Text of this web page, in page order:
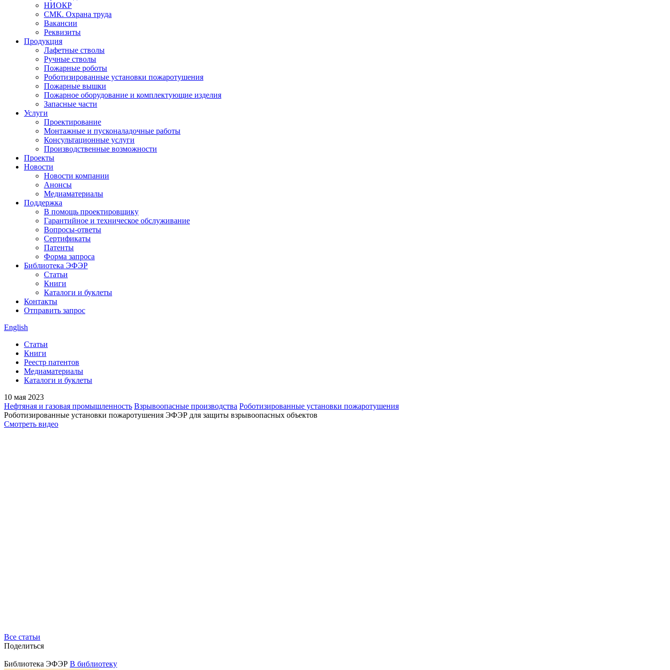
НИОКР
СМК. Охрана труда
Вакансии
Реквизиты
Продукция
Лафетные стволы
Ручные стволы
Пожарные роботы
Роботизированные установки пожаротушения
Пожарные вышки
Пожарное оборудование и комплектующие изделия
Запасные части
Услуги
Проектирование
Монтажные и пусконаладочные работы
Консультационные услуги
Производственные возможности
Проекты
Новости
Новости компании
Анонсы
Медиаматериалы
Поддержка
В помощь проектировщику
Гарантийное и техническое обслуживание
Вопросы-ответы
Сертификаты
Патенты
Форма запроса
Библиотека ЭФЭР
Статьи
Книги
Каталоги и буклеты
Контакты
Отправить запрос
English
Статьи
Книги
Реестр патентов
Медиаматериалы
Каталоги и буклеты
10 мая 2023
Нефтяная и газовая промышленность Взрывоопасные производства Роботизированные установки пожаротушения
Роботизированные установки пожаротушения ЭФЭР для защиты взрывоопасных объектов
Смотреть видео
Все статьи
Поделиться
Библиотека ЭФЭР В библиотеку